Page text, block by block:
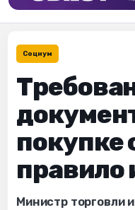
Социум
покупке
правило
Министр торговли